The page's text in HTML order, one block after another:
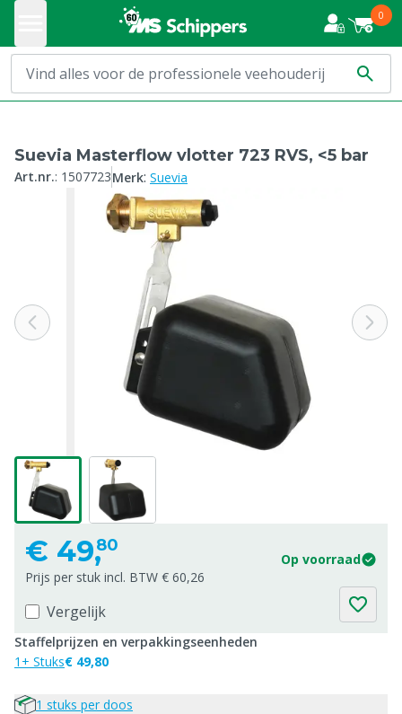
0
Suevia Masterflow vlotter 723 RVS, <5 bar
Art.nr.: 1507723Merk: Suevia
€ 49,80
Op voorraad
Prijs per stuk incl. BTW € 60,26
Vergelijk
Staffelprijzen en verpakkingseenheden
1+ Stuks€ 49,80
1 stuks per doos